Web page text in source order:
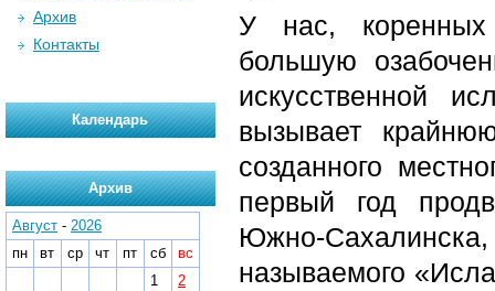
У нас, коренных
большую
искусственной
вызывает
созданного
первый год
Южно-
называемого
Архив
Контакты
Календарь
Архив
Август - 2026
пн
вт ср чт пт сб
вс
1
2